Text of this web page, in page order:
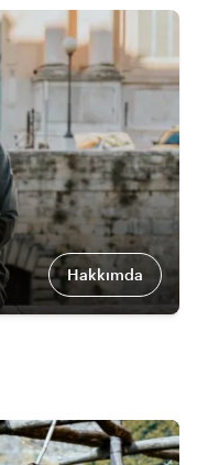
Hakkımda